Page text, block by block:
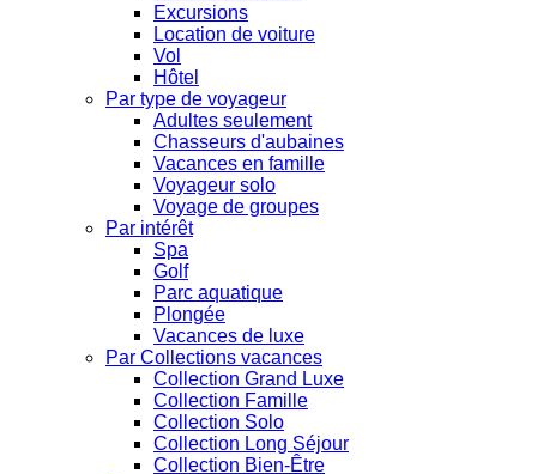
Excursions
Location de voiture
Vol
Hôtel
Par type de voyageur
Adultes seulement
Chasseurs d'aubaines
Vacances en famille
Voyageur solo
Voyage de groupes
Par intérêt
Spa
Golf
Parc aquatique
Plongée
Vacances de luxe
Par Collections vacances
Collection Grand Luxe
Collection Famille
Collection Solo
Collection Long Séjour
Collection Bien-Être